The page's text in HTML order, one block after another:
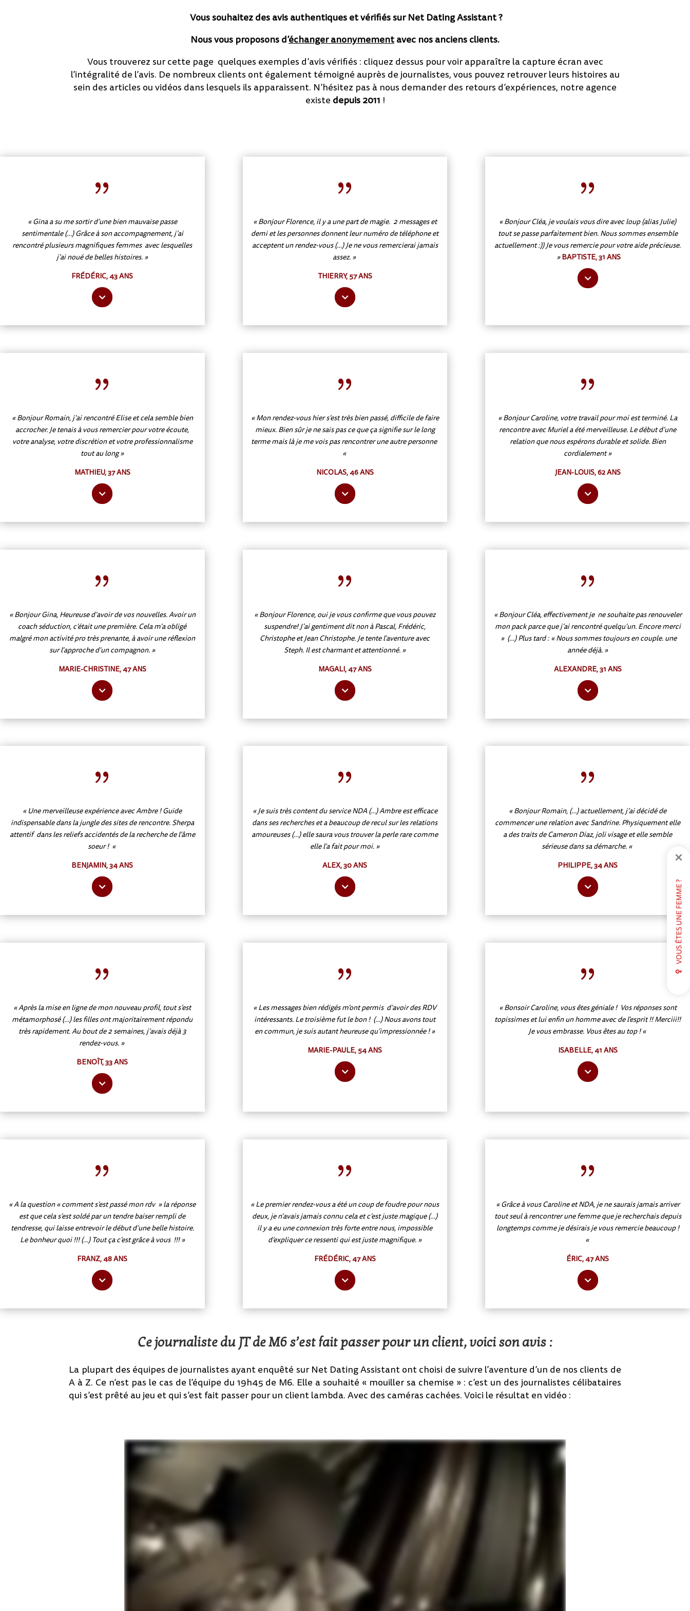
Vous souhaitez des avis authentiques et vérifiés sur Net Dating Assistant ?
Nous vous proposons d’échanger anonymement avec nos anciens clients.
Vous trouverez sur cette page quelques exemples d’avis vérifiés : cliquez dessus pour voir apparaître la capture écran avec
l’intégralité de l’avis. De nombreux clients ont également témoigné auprès de journalistes, vous pouvez retrouver leurs histoires au
sein des articles ou vidéos dans lesquels ils apparaissent. N’hésitez pas à nous demander des retours d’expériences, notre agence
existe depuis 2011 !
{
« Gina a su me sortir d’une bien mauvaise passe
sentimentale (…) Grâce à son accompagnement, j’ai
rencontré plusieurs magnifiques femmes avec lesquelles
j’ai noué de belles histoires. »
FRÉDÉRIC, 43 ANS
{
« Bonjour Florence, il y a une part de magie. 2 messages et
demi et les personnes donnent leur numéro de téléphone et
acceptent un rendez-vous (…) Je ne vous remercierai jamais
assez. »
THIERRY, 57 ANS
{
« Bonjour Cléa, je voulais vous dire avec loup (alias Julie)
tout se passe parfaitement bien. Nous sommes ensemble
actuellement :)) Je vous remercie pour votre aide précieuse.
»BAPTISTE, 31 ANS
{
« Bonjour Romain, j’ai rencontré Elise et cela semble bien
accrocher. Je tenais à vous remercier pour votre écoute,
votre analyse, votre discrétion et votre professionnalisme
tout au long »
MATHIEU, 37 ANS
{
« Mon rendez-vous hier s’est très bien passé, difficile de faire
mieux. Bien sûr je ne sais pas ce que ça signifie sur le long
terme mais là je me vois pas rencontrer une autre personne
«
NICOLAS, 46 ANS
{
« Bonjour Caroline, votre travail pour moi est terminé. La
rencontre avec Muriel a été merveilleuse. Le début d’une
relation que nous espérons durable et solide. Bien
cordialement »
JEAN-LOUIS, 62 ANS
{
« Bonjour Gina, Heureuse d’avoir de vos nouvelles. Avoir un
coach séduction, c’était une première. Cela m’a obligé
malgré mon activité pro très prenante, à avoir une réflexion
sur l’approche d’un compagnon. »
MARIE-CHRISTINE, 47 ANS
{
« Bonjour Florence, oui je vous confirme que vous pouvez
suspendre! J’ai gentiment dit non à Pascal, Frédéric,
Christophe et Jean Christophe. Je tente l’aventure avec
Steph. Il est charmant et attentionné. »
MAGALI, 47 ANS
{
« Bonjour Cléa, effectivement je ne souhaite pas renouveler
mon pack parce que j’ai rencontré quelqu’un. Encore merci
» (…) Plus tard : « Nous sommes toujours en couple. une
année déjà. »
ALEXANDRE, 31 ANS
{
« Une merveilleuse expérience avec Ambre ! Guide
indispensable dans la jungle des sites de rencontre. Sherpa
attentif dans les reliefs accidentés de la recherche de l’âme
soeur ! «
BENJAMIN, 34 ANS
{
« Je suis très content du service NDA (…) Ambre est efficace
dans ses recherches et a beaucoup de recul sur les relations
amoureuses (…) elle saura vous trouver la perle rare comme
elle l’a fait pour moi. »
ALEX, 30 ANS
{
« Bonjour Romain, (…) actuellement, j’ai décidé de
commencer une relation avec Sandrine. Physiquement elle
a des traits de Cameron Diaz, joli visage et elle semble
sérieuse dans sa démarche. «
PHILIPPE, 34 ANS
{
« Après la mise en ligne de mon nouveau profil, tout s’est
métamorphosé (…) les filles ont majoritairement répondu
très rapidement. Au bout de 2 semaines, j’avais déjà 3
rendez-vous. »
BENOÎT, 33 ANS
{
« Les messages bien rédigés m’ont permis d’avoir des RDV
intéressants. Le troisième fut le bon ! (…) Nous avons tout
en commun, je suis autant heureuse qu’impressionnée ! »
MARIE-PAULE, 54 ANS
{
« Bonsoir Caroline, vous êtes géniale ! Vos réponses sont
topissimes et lui enfin un homme avec de l’esprit !! Merciii!!
Je vous embrasse. Vous êtes au top ! «
ISABELLE, 41 ANS
{
« A la question « comment s’est passé mon rdv » la réponse
est que cela s’est soldé par un tendre baiser rempli de
tendresse, qui laisse entrevoir le début d’une belle histoire.
Le bonheur quoi !!! (…) Tout ça c’est grâce à vous !!! »
FRANZ, 48 ANS
{
« Le premier rendez-vous a été un coup de foudre pour nous
deux, je n’avais jamais connu cela et c’est juste magique (…)
il y a eu une connexion très forte entre nous, impossible
d’expliquer ce ressenti qui est juste magnifique. »
FRÉDÉRIC, 47 ANS
{
« Grâce à vous Caroline et NDA, je ne saurais jamais arriver
tout seul à rencontrer une femme que je recherchais depuis
longtemps comme je désirais je vous remercie beaucoup !
«
ÉRIC, 47 ANS
Ce journaliste du JT de M6 s’est fait passer pour un client, voici son avis :
La plupart des équipes de journalistes ayant enquêté sur Net Dating Assistant ont choisi de suivre l’aventure d’un de nos clients de
A à Z. Ce n’est pas le cas de l’équipe du 19h45 de M6. Elle a souhaité « mouiller sa chemise » : c’est un des journalistes célibataires
qui s’est prêté au jeu et qui s’est fait passer pour un client lambda. Avec des caméras cachées. Voici le résultat en vidéo :